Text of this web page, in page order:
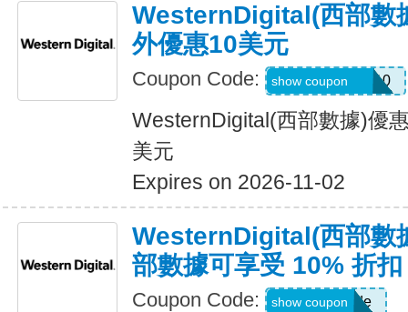
WesternDigital(西部數
外優惠10美元
Coupon Code: MINISFORUM10
show coupon
WesternDigital(西部數據)優
美元
Expires on 2026-11-02
WesternDigital(西部數
部數據可享受 10% 折扣
Coupon Code: Show Code
show coupon